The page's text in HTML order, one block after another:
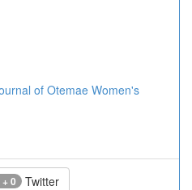
of Otemae Women's
0 Twitter